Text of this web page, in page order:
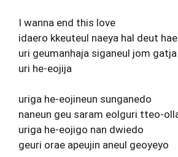
I wanna end this love
idaero kkeuteul naeya hal deut hae
uri geumanhaja siganeul jom gatja
uri he-eojija
uriga he-eojineun sunganedo
naneun geu saram eolguri tteo-
uriga he-eojigo nan dwiedo
geuri orae apeujin aneul geoyeyo